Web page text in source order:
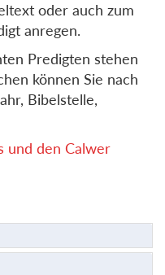
oder auch zum
anregen.
Predigten stehen
können Sie nach
Bibelstelle,
und den Calwer